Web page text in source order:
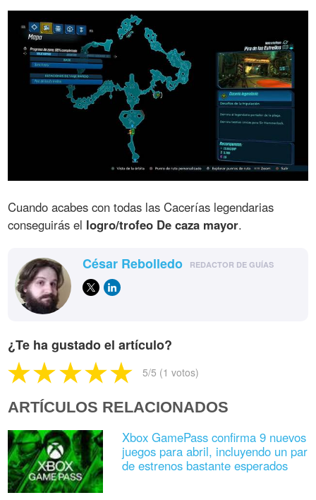
Cuando acabes con todas las Cacerías legendarias
conseguirás el logro/trofeo De caza mayor.
César Rebolledo REDACTOR DE GUÍAS
¿Te ha gustado el artículo?
5/5 (1 votos)
ARTÍCULOS RELACIONADOS
Xbox GamePass confirma 9 nuevos
juegos para abril, incluyendo un par
de estrenos bastante esperados